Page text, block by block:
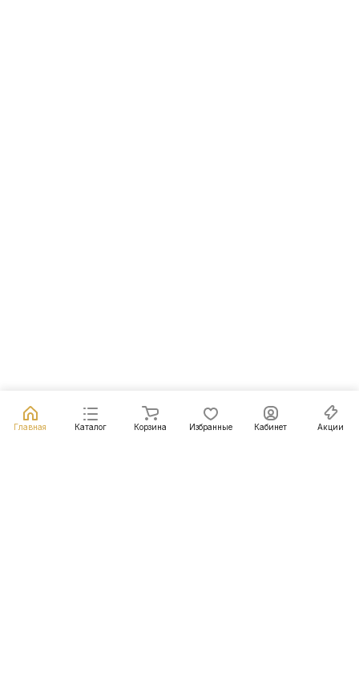
Главная Каталог Корзина Избранные Кабинет Акции